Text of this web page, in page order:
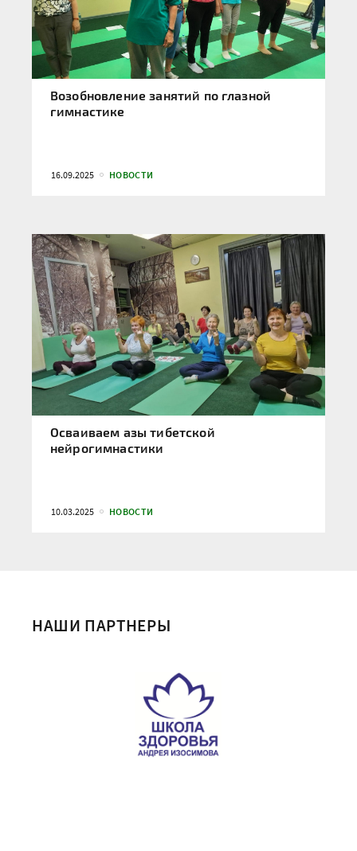
Возобновление занятий по глазной
гимнастике
16.09.2025 НОВОСТИ
Осваиваем азы тибетской
нейрогимнастики
10.03.2025 НОВОСТИ
НАШИ ПАРТНЕРЫ